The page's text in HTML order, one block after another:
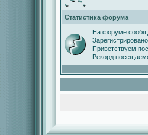
Статистика форума
На форуме
Приветствуем
Рекорд